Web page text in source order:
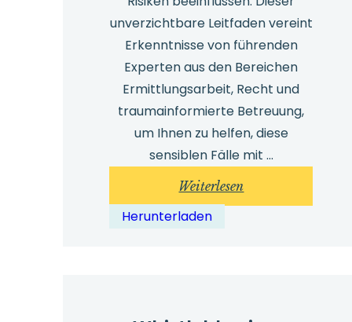
unverzichtbare Leitfaden vereint
Erkenntnisse von führenden
Experten aus den Bereichen
Ermittlungsarbeit, Recht und
traumainformierte Betreuung,
um Ihnen zu helfen, diese
sensiblen Fälle mit ...
Weiterlesen:
Untersuchung
wichtige
Herunterladen